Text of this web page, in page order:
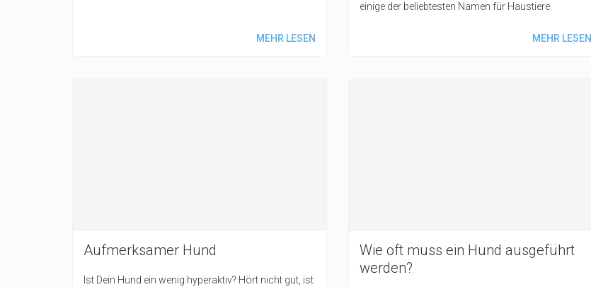
MEHR LESEN
einige der beliebtesten Namen für Haustiere.
MEHR LESEN
Aufmerksamer Hund
Ist Dein Hund ein wenig hyperaktiv? Hört nicht gut, ist
Wie oft muss ein Hund ausgeführt
werden?